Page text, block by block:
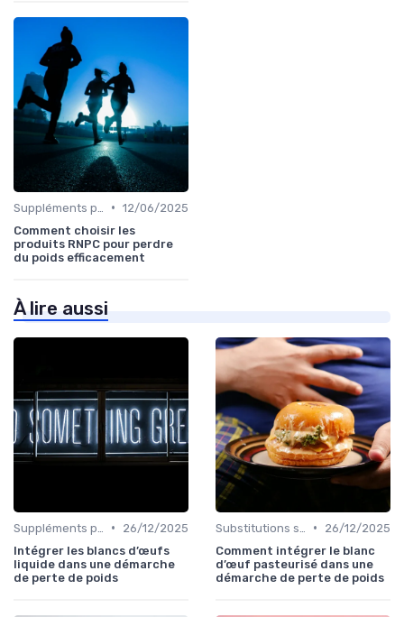
• 12/06/2025
Comment choisir les
produits RNPC pour perdre
du poids efficacement
À lire aussi
•
26/12/2025
Intégrer les blancs d’œufs
liquide dans une démarche
de perte de poids
•
26/12/2025
Comment intégrer le blanc
d’œuf pasteurisé dans une
démarche de perte de poids